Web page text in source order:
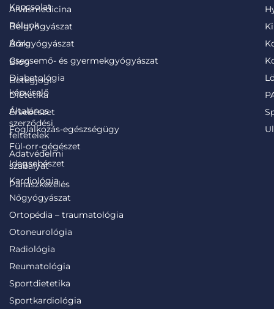
Kapcsolat
Rólunk
Árak
Blog
Betegjogi
képviselő
Általános
szerződési
feltételek
Adatvédelmi
szabályat
Panaszkezelés
Alvásmedicina
Belgyógyászat
Bőrgyógyászat
Csecsemő- és gyermekgyógyászat
Diabetológia
Dietetika
Érsebészet
Foglalkozás-egészségügy
Fül-orr-gégészet
Idegsebészet
Kardiológia
Nőgyógyászat
Ortopédia – traumatológia
Otoneurológia
Radiológia
Reumatológia
Sportdietetika
Sportkardiológia